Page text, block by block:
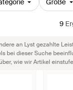
Größe
9
an Lyst gezahlte
bei dieser Suche
wie wir Artikel